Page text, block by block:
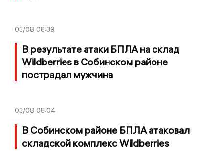
03/08 08:39
В результате атаки БПЛА на склад
Wildberries в Собинском районе
пострадал мужчина
03/08 08:04
В Собинском районе БПЛА атаковал
складской комплекс Wildberries